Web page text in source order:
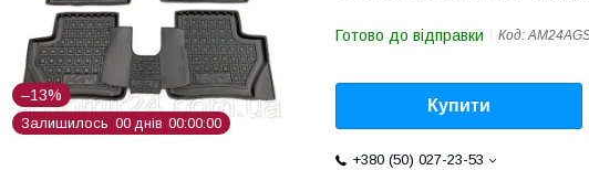
–13%
Залишилось 00 днів 00 00 00
Готово до відправки Код:
Купити
+380 (50) 027-23-53